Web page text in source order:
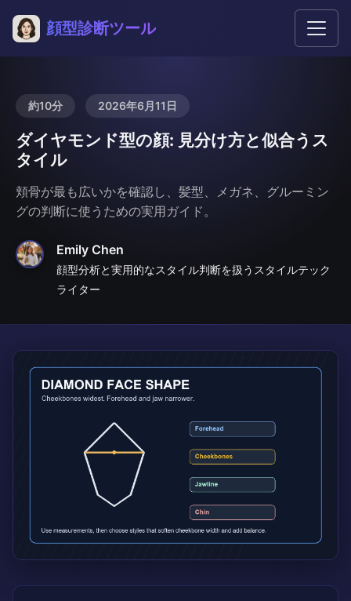
顔型診断ツール
約10分 2026年6月11日
ダイヤモンド型の顔: 見分け方と似合うス
タイル
頬骨が最も広いかを確認し、髪型、メガネ、グルーミン
グの判断に使うための実用ガイド。
Emily Chen
顔型分析と実用的なスタイル判断を扱うスタイルテック
ライター